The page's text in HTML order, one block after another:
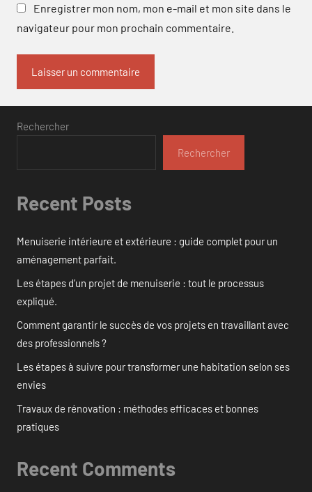
Enregistrer mon nom, mon e-mail et mon site dans le
navigateur pour mon prochain commentaire.
Rechercher
Rechercher
Recent Posts
Menuiserie intérieure et extérieure : guide complet pour un
aménagement parfait.
Les étapes d’un projet de menuiserie : tout le processus
expliqué.
Comment garantir le succès de vos projets en travaillant avec
des professionnels ?
Les étapes à suivre pour transformer une habitation selon ses
envies
Travaux de rénovation : méthodes efficaces et bonnes
pratiques
Recent Comments